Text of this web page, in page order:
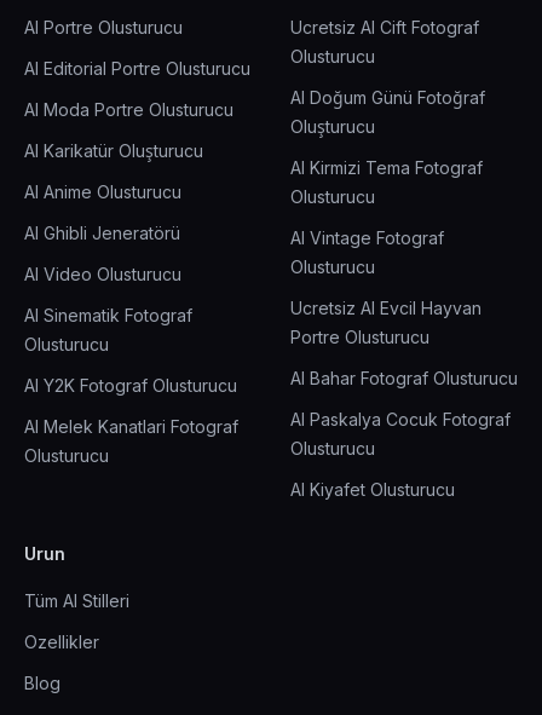
AI Portre Olusturucu
AI Editorial Portre Olusturucu
AI Moda Portre Olusturucu
AI Karikatür Oluşturucu
AI Anime Olusturucu
AI Ghibli Jeneratörü
AI Video Olusturucu
AI Sinematik Fotograf
Olusturucu
AI Y2K Fotograf Olusturucu
AI Melek Kanatlari Fotograf
Olusturucu
Ucretsiz AI Cift Fotograf
Olusturucu
AI Doğum Günü Fotoğraf
Oluşturucu
AI Kirmizi Tema Fotograf
Olusturucu
AI Vintage Fotograf
Olusturucu
Ucretsiz AI Evcil Hayvan
Portre Olusturucu
AI Bahar Fotograf Olusturucu
AI Paskalya Cocuk Fotograf
Olusturucu
AI Kiyafet Olusturucu
Urun
Tüm AI Stilleri
Ozellikler
Blog